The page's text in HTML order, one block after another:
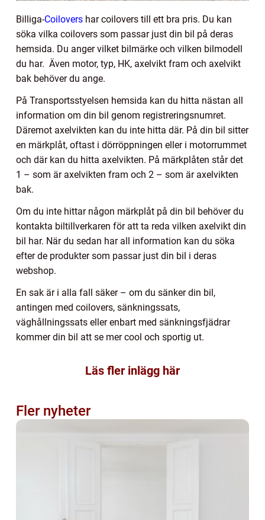
Billiga-Coilovers har coilovers till ett bra pris. Du kan
söka vilka coilovers som passar just din bil på deras
hemsida. Du anger vilket bilmärke och vilken bilmodell
du har. Även motor, typ, HK, axelvikt fram och axelvikt
bak behöver du ange.
På Transportsstyelsen hemsida kan du hitta nästan all
information om din bil genom registreringsnumret.
Däremot axelvikten kan du inte hitta där. På din bil sitter
en märkplåt, oftast i dörröppningen eller i motorrummet
och där kan du hitta axelvikten. På märkplåten står det
1 – som är axelvikten fram och 2 – som är axelvikten
bak.
Om du inte hittar någon märkplåt på din bil behöver du
kontakta biltillverkaren för att ta reda vilken axelvikt din
bil har. När du sedan har all information kan du söka
efter de produkter som passar just din bil i deras
webshop.
En sak är i alla fall säker – om du sänker din bil,
antingen med coilovers, sänkningssats,
väghållningssats eller enbart med sänkningsfjädrar
kommer din bil att se mer cool och sportig ut.
Läs fler inlägg här
Fler nyheter